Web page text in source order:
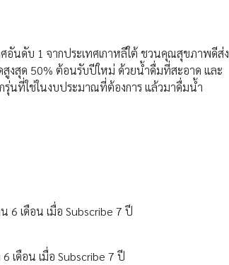
ศอันดับ 1 จากประเทศเกาหลีใต้ ชวนคุณสุขภาพดีส่ง
งสุด 50% ต้อนรับปีใหม่ ด้วยน้ำดื่มที่สะอาด และ
รุ่นที่ใช่ในงบประมาณที่ต้องการ แล้วมาดื่มน้ำ
6 เดือน เมื่อ Subscribe 7 ปี
เดือน เมื่อ Subscribe 7 ปี